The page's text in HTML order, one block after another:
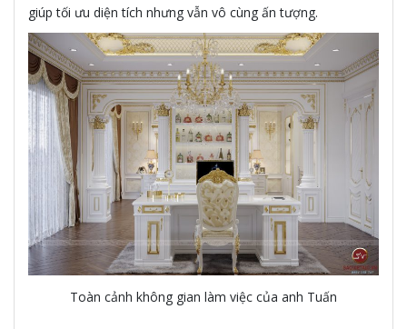
giúp tối ưu diện tích nhưng vẫn vô cùng ấn tượng.
Toàn cảnh không gian làm việc của anh Tuấn